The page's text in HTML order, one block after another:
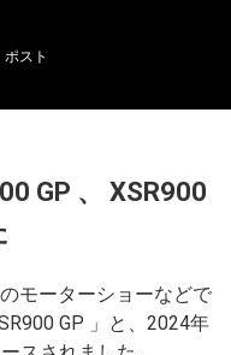
GP 、 XSR900
モーターショーなどで
GP 」と、2024年